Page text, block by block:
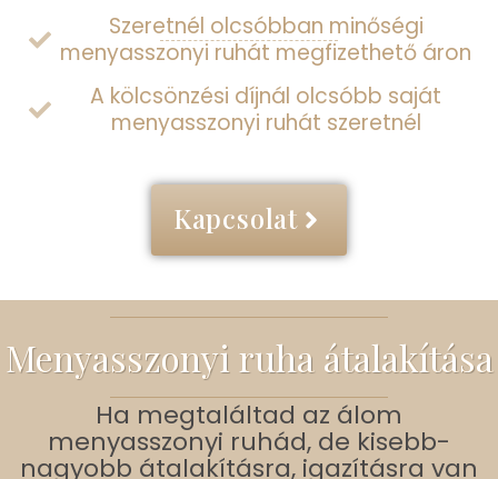
Szeretnél olcsóbban minőségi
menyasszonyi ruhát megfizethető áron
A kölcsönzési díjnál olcsóbb saját
menyasszonyi ruhát szeretnél
Kapcsolat
Menyasszonyi ruha átalakítása
Ha megtaláltad az álom
menyasszonyi ruhád, de kisebb-
nagyobb átalakításra, igazításra van